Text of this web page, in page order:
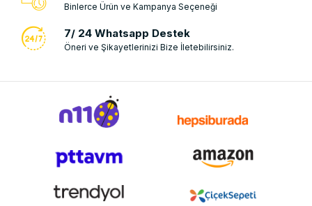
Binlerce Ürün ve Kampanya Seçeneği
7/ 24 Whatsapp Destek
Öneri ve Şikayetlerinizi Bize İletebilirsiniz.